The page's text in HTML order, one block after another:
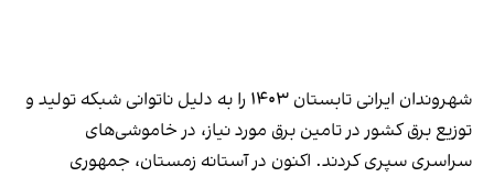
شهروندان ایرانی تابستان ۱۴۰۳ را به دلیل ناتوانی شبکه تولید و
توزیع برق کشور در تامین برق مورد نیاز، در خاموشی‌های
سراسری سپری کردند. اکنون در آستانه زمستان، جمهوری